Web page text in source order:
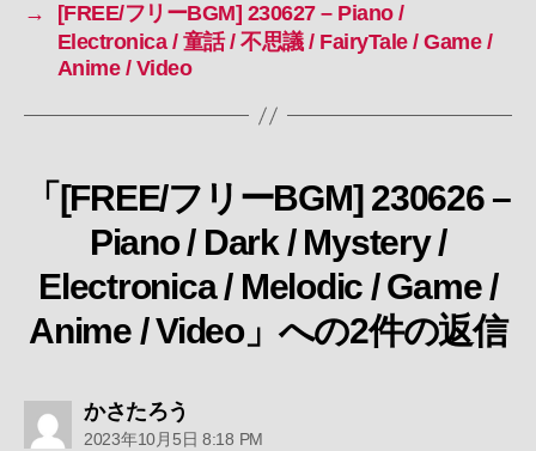
→
[FREE/フリーBGM] 230627 – Piano /
Electronica / 童話 / 不思議 / FairyTale / Game /
Anime / Video
「[FREE/フリーBGM] 230626 –
Piano / Dark / Mystery /
Electronica / Melodic / Game /
Anime / Video」への2件の返信
かさたろう
発
2023年10月5日 8:18 PM